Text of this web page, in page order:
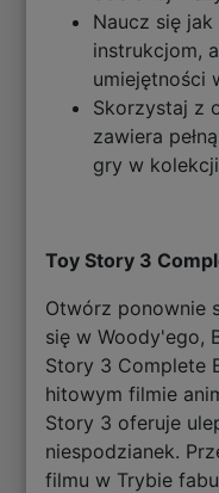
Naucz się
instrukcjom,
umiejętności
Skorzystaj z
zawiera
gry w
Toy Story 3
Otwórz ponownie
się w Woody'ego,
Story 3 Complete
hitowym filmie
Story 3 oferuje
niespodzianek.
filmu w Trybie